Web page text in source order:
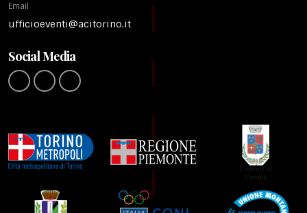
Email
ufficioeventi@acitorino.it
Social Media